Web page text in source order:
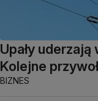
Upały
Kolejne
BIZNES